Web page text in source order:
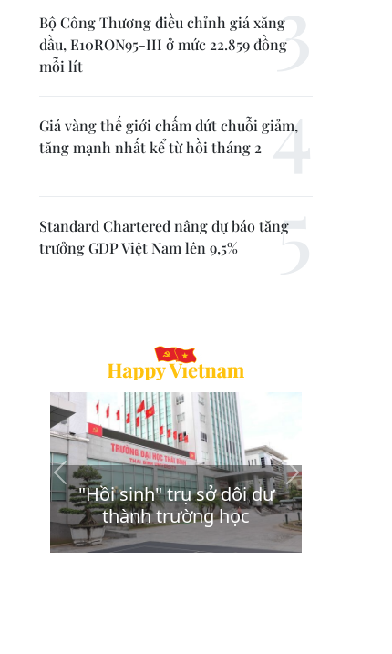
Bộ Công Thương điều chỉnh giá xăng
dầu, E10RON95-III ở mức 22.859 đồng
mỗi lít
Giá vàng thế giới chấm dứt chuỗi giảm,
tăng mạnh nhất kể từ hồi tháng 2
Standard Chartered nâng dự báo tăng
trưởng GDP Việt Nam lên 9,5%